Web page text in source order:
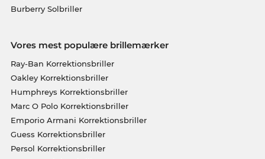
Burberry Solbriller
Vores mest populære brillemærker
Ray-Ban Korrektionsbriller
Oakley Korrektionsbriller
Humphreys Korrektionsbriller
Marc O Polo Korrektionsbriller
Emporio Armani Korrektionsbriller
Guess Korrektionsbriller
Persol Korrektionsbriller